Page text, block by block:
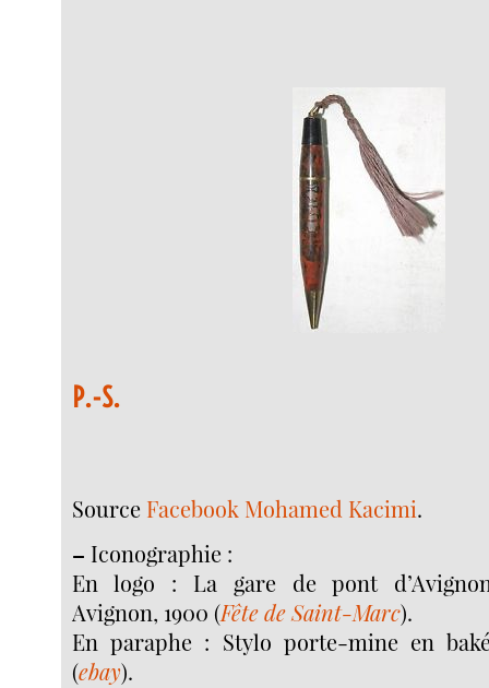
P.-S.
Source Facebook Mohamed Kacimi.
– Iconographie :
En logo : La gare de pont
Avignon, 1900 (Fête de Saint-Marc).
En paraphe : Stylo porte-mine en
(ebay).